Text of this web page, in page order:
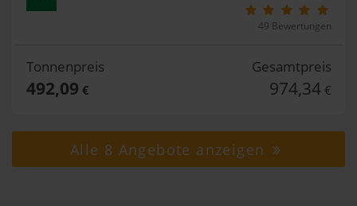
49 Bewertungen
Tonnenpreis
492,09 €
Gesamtpreis
974,34 €
Alle 8 Angebote anzeigen